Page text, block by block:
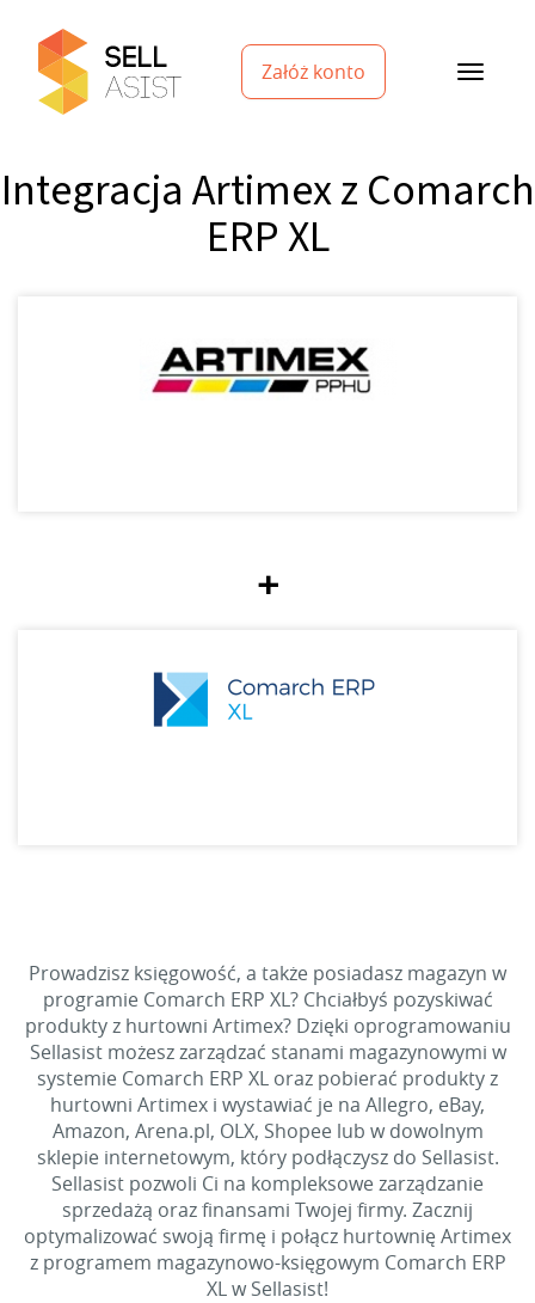
Załóż konto
Integracja Artimex z Comarch
ERP XL
+
Prowadzisz księgowość, a także posiadasz magazyn w
programie Comarch ERP XL? Chciałbyś pozyskiwać
produkty z hurtowni Artimex? Dzięki oprogramowaniu
Sellasist możesz zarządzać stanami magazynowymi w
systemie Comarch ERP XL oraz pobierać produkty z
hurtowni Artimex i wystawiać je na Allegro, eBay,
Amazon, Arena.pl, OLX, Shopee lub w dowolnym
sklepie internetowym, który podłączysz do Sellasist.
Sellasist pozwoli Ci na kompleksowe zarządzanie
sprzedażą oraz finansami Twojej firmy. Zacznij
optymalizować swoją firmę i połącz hurtownię Artimex
z programem magazynowo-księgowym Comarch ERP
XL w Sellasist!